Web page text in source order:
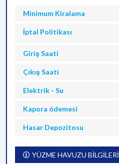
Minimum Kiralama
İptal Politikası
Giriş Saati
Çıkış Saati
Elektrik - Su
Kapora ödemesi
Hasar Depozitosu
YÜZME HAVUZU BİLGİLERİ